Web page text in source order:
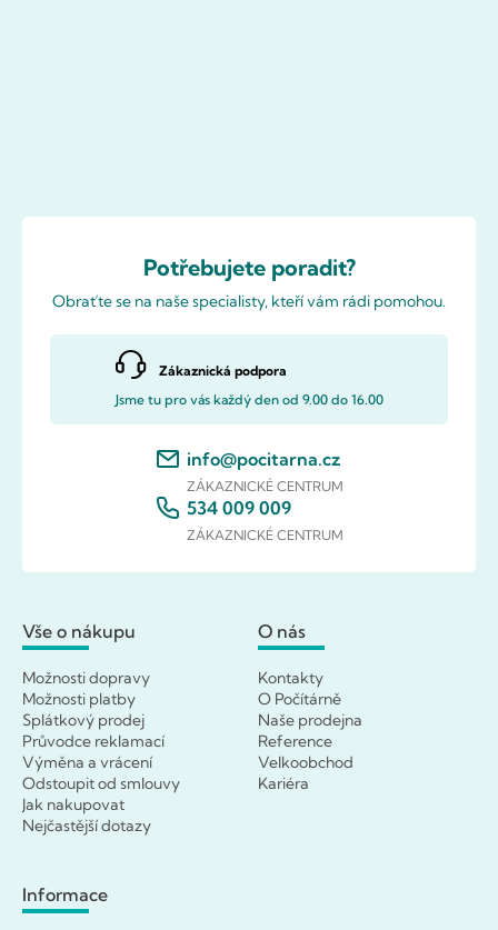
Potřebujete poradit?
Obraťte se na naše specialisty, kteří vám rádi pomohou.
Zákaznická podpora
Jsme tu pro vás každý den od 9.00 do 16.00
info@pocitarna.cz
ZÁKAZNICKÉ CENTRUM
534 009 009
ZÁKAZNICKÉ CENTRUM
Vše o nákupu
Možnosti dopravy
Možnosti platby
Splátkový prodej
Průvodce reklamací
Výměna a vrácení
Odstoupit od smlouvy
Jak nakupovat
Nejčastější dotazy
O nás
Kontakty
O Počítárně
Naše prodejna
Reference
Velkoobchod
Kariéra
Informace